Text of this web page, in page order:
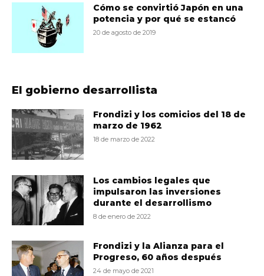
Cómo se convirtió Japón en una
potencia y por qué se estancó
20 de agosto de 2019
El gobierno desarrollista
Frondizi y los comicios del 18 de
marzo de 1962
18 de marzo de 2022
Los cambios legales que
impulsaron las inversiones
durante el desarrollismo
8 de enero de 2022
Frondizi y la Alianza para el
Progreso, 60 años después
24 de mayo de 2021